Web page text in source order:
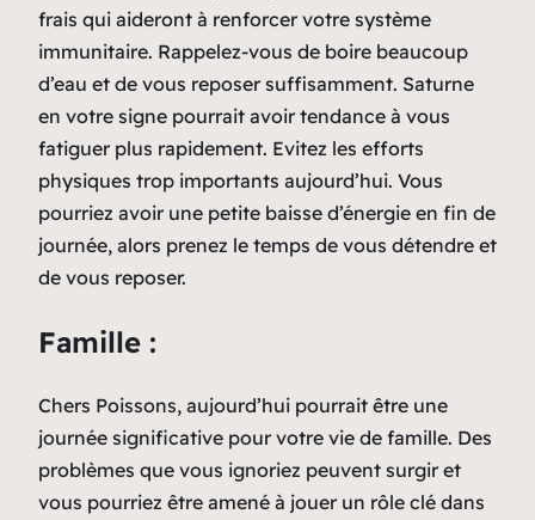
frais qui aideront à renforcer votre système
immunitaire. Rappelez-vous de boire beaucoup
d’eau et de vous reposer suffisamment. Saturne
en votre signe pourrait avoir tendance à vous
fatiguer plus rapidement. Evitez les efforts
physiques trop importants aujourd’hui. Vous
pourriez avoir une petite baisse d’énergie en fin de
journée, alors prenez le temps de vous détendre et
de vous reposer.
Famille :
Chers Poissons, aujourd’hui pourrait être une
journée significative pour votre vie de famille. Des
problèmes que vous ignoriez peuvent surgir et
vous pourriez être amené à jouer un rôle clé dans